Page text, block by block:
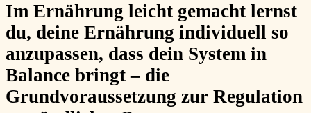
Im Ernährung leicht gemacht lernst
du, deine Ernährung individuell so
anzupassen, dass dein System in
Balance bringt – die
Grundvoraussetzung zur Regulation